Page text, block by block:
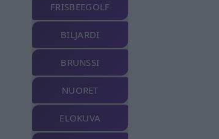
FRISBEEGOLF
BILJARDI
BRUNSSI
NUORET
ELOKUVA